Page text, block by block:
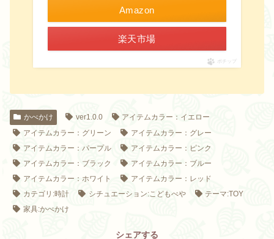
Amazon
楽天市場
ポチップ
かべかけ ver1.0.0
アイテムカラー：イエロー
アイテムカラー：グリーン
アイテムカラー：グレー
アイテムカラー：パープル
アイテムカラー：ピンク
アイテムカラー：ブラック
アイテムカラー：ブルー
アイテムカラー：ホワイト
アイテムカラー：レッド
カテゴリ:時計
シチュエーション:こどもべや
テーマ:TOY
家具:かべかけ
シェアする